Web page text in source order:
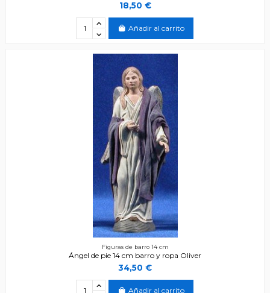
18,50 €
Añadir al carrito
Figuras de barro 14 cm
Ángel de pie 14 cm barro y ropa Oliver
34,50 €
Añadir al carrito